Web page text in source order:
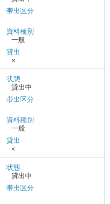
帯出区分
資料種別
一般
貸出
×
状態
貸出中
帯出区分
資料種別
一般
貸出
×
状態
貸出中
帯出区分